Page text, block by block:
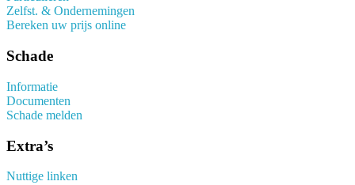
Zelfst. & Ondernemingen
Bereken uw prijs online
Schade
Informatie
Documenten
Schade melden
Extra’s
Nuttige linken